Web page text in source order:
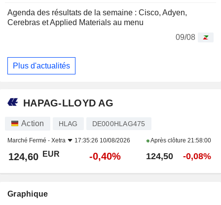
Agenda des résultats de la semaine : Cisco, Adyen,
Cerebras et Applied Materials au menu
09/08
Plus d'actualités
HAPAG-LLOYD AG
Action HLAG DE000HLAG475
Marché Fermé - Xetra 17:35:26 10/08/2026 Après clôture 21:58:00
124,60 EUR -0,40% 124,50 -0,08%
Graphique